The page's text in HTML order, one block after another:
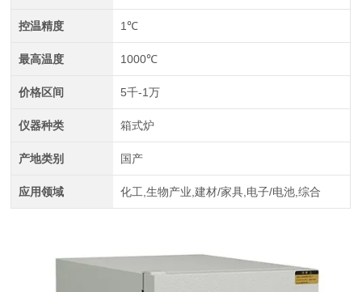
控温精度 1℃
最高温度 1000℃
价格区间 5千-1万
仪器种类 箱式炉
产地类别 国产
应用领域 化工,生物产业,建材/家具,电子/电池,综合